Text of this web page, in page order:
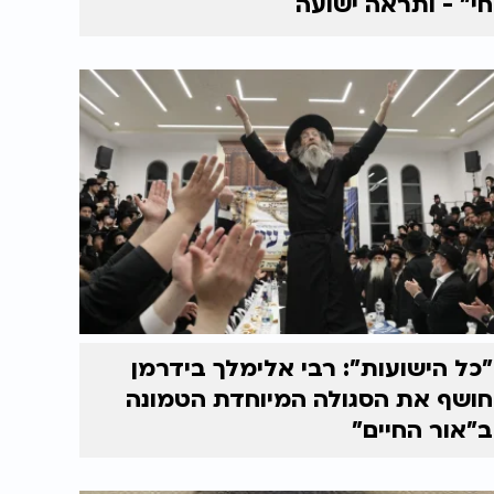
"כל הישועות": רבי אלימלך בידרמן
חושף את הסגולה המיוחדת הטמונה
ב"אור החיים"